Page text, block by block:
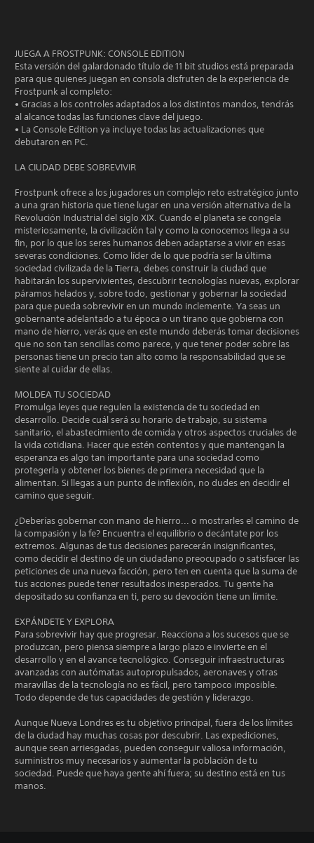
JUEGA A FROSTPUNK: CONSOLE EDITION
Esta versión del galardonado título de 11 bit studios está preparada
para que quienes juegan en consola disfruten de la experiencia de
Frostpunk al completo:
• Gracias a los controles adaptados a los distintos mandos, tendrás
al alcance todas las funciones clave del juego.
• La Console Edition ya incluye todas las actualizaciones que
debutaron en PC.
LA CIUDAD DEBE SOBREVIVIR
Frostpunk ofrece a los jugadores un complejo reto estratégico junto
a una gran historia que tiene lugar en una versión alternativa de la
Revolución Industrial del siglo XIX. Cuando el planeta se congela
misteriosamente, la civilización tal y como la conocemos llega a su
fin, por lo que los seres humanos deben adaptarse a vivir en esas
severas condiciones. Como líder de lo que podría ser la última
sociedad civilizada de la Tierra, debes construir la ciudad que
habitarán los supervivientes, descubrir tecnologías nuevas, explorar
páramos helados y, sobre todo, gestionar y gobernar la sociedad
para que pueda sobrevivir en un mundo inclemente. Ya seas un
gobernante adelantado a tu época o un tirano que gobierna con
mano de hierro, verás que en este mundo deberás tomar decisiones
que no son tan sencillas como parece, y que tener poder sobre las
personas tiene un precio tan alto como la responsabilidad que se
siente al cuidar de ellas.
MOLDEA TU SOCIEDAD
Promulga leyes que regulen la existencia de tu sociedad en
desarrollo. Decide cuál será su horario de trabajo, su sistema
sanitario, el abastecimiento de comida y otros aspectos cruciales de
la vida cotidiana. Hacer que estén contentos y que mantengan la
esperanza es algo tan importante para una sociedad como
protegerla y obtener los bienes de primera necesidad que la
alimentan. Si llegas a un punto de inflexión, no dudes en decidir el
camino que seguir.
¿Deberías gobernar con mano de hierro... o mostrarles el camino de
la compasión y la fe? Encuentra el equilibrio o decántate por los
extremos. Algunas de tus decisiones parecerán insignificantes,
como decidir el destino de un ciudadano preocupado o satisfacer las
peticiones de una nueva facción, pero ten en cuenta que la suma de
tus acciones puede tener resultados inesperados. Tu gente ha
depositado su confianza en ti, pero su devoción tiene un límite.
EXPÁNDETE Y EXPLORA
Para sobrevivir hay que progresar. Reacciona a los sucesos que se
produzcan, pero piensa siempre a largo plazo e invierte en el
desarrollo y en el avance tecnológico. Conseguir infraestructuras
avanzadas con autómatas autopropulsados, aeronaves y otras
maravillas de la tecnología no es fácil, pero tampoco imposible.
Todo depende de tus capacidades de gestión y liderazgo.
Aunque Nueva Londres es tu objetivo principal, fuera de los límites
de la ciudad hay muchas cosas por descubrir. Las expediciones,
aunque sean arriesgadas, pueden conseguir valiosa información,
suministros muy necesarios y aumentar la población de tu
sociedad. Puede que haya gente ahí fuera; su destino está en tus
manos.